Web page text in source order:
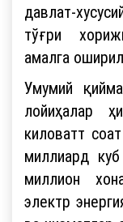
давлат-
тўғри
амалга
Умумий
лойиҳалар
киловатт
миллиард
миллион
электр